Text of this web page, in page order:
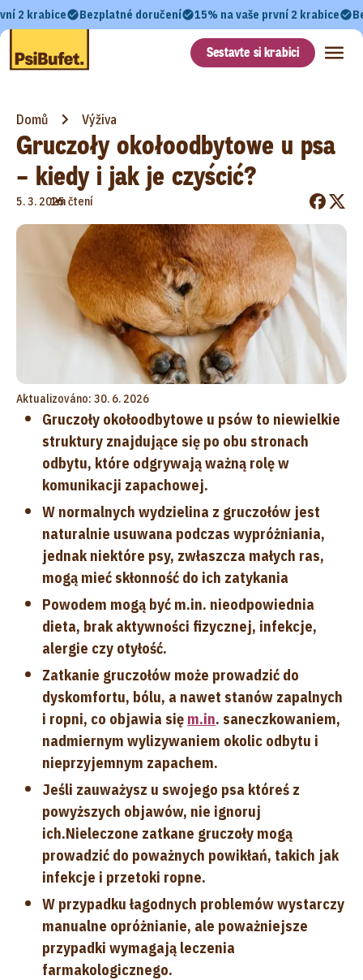
2 krabice Bezplatné doručení 15% na vaše první 2 krabice
Sestavte si krabici
Domů Výživa
Gruczoły okołoodbytowe u psa
– kiedy i jak je czyścić?
5. 3. 2025
•
1m čtení
Aktualizováno: 30. 6. 2026
Gruczoły okołoodbytowe u psów to niewielkie
struktury znajdujące się po obu stronach
odbytu, które odgrywają ważną rolę w
komunikacji zapachowej.
W normalnych wydzielina z gruczołów jest
naturalnie usuwana podczas wypróżniania,
jednak niektóre psy, zwłaszcza małych ras,
mogą mieć skłonność do ich zatykania
Powodem mogą być m.in. nieodpowiednia
dieta, brak aktywności fizycznej, infekcje,
alergie czy otyłość.
Zatkanie gruczołów może prowadzić do
dyskomfortu, bólu, a nawet stanów zapalnych
i ropni, co objawia się m.in. saneczkowaniem,
nadmiernym wylizywaniem okolic odbytu i
nieprzyjemnym zapachem.
Jeśli zauważysz u swojego psa któreś z
powyższych objawów, nie ignoruj
ich.Nieleczone zatkane gruczoły mogą
prowadzić do poważnych powikłań, takich jak
infekcje i przetoki ropne.
W przypadku łagodnych problemów wystarczy
manualne opróżnianie, ale poważniejsze
przypadki wymagają leczenia
farmakologicznego.